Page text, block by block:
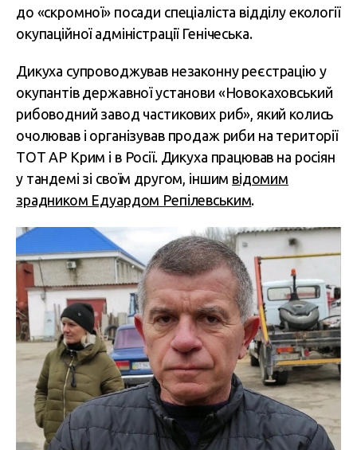
до «скромної» посади спеціаліста відділу екології
окупаційної адміністрації Генічеська.
Дикуха супроводжував незаконну реєстрацію у
окупантів державної установи «Новокаховський
рибоводний завод частикових риб», який колись
очолював і організував продаж риби на території
ТОТ АР Крим і в Росії. Дикуха працював на росіян
у тандемі зі своїм другом, іншим відомим
зрадником Едуардом Репілевським.